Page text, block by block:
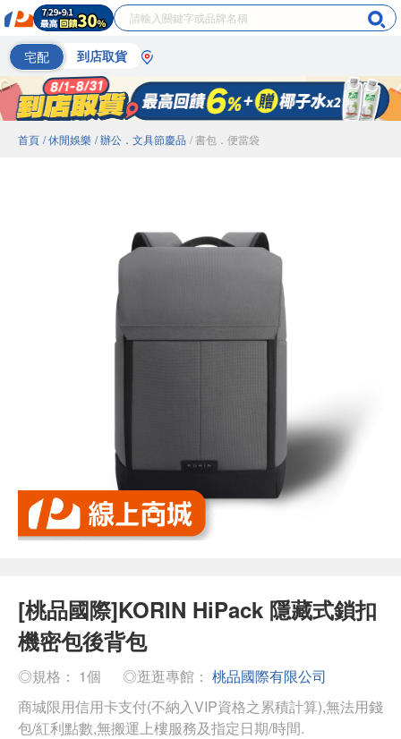
宅配 到店取貨
首頁 / 休閒娛樂 / 辦公．文具節慶品 / 書包．便當袋
[桃品國際]KORIN HiPack 隱藏式鎖扣
機密包後背包
◎規格： 1個 ◎逛逛專館： 桃品國際有限公司
商城限用信用卡支付(不納入VIP資格之累積計算),無法用錢
包/紅利點數,無搬運上樓服務及指定日期/時間.